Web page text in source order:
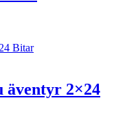
äventyr 2×24